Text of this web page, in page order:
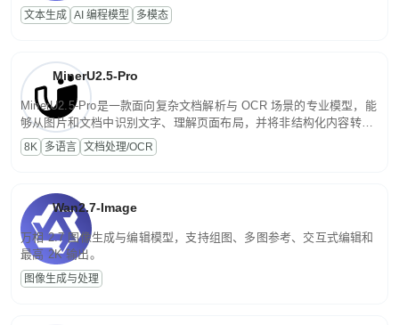
话端到端交付生产级成果。原生视觉理解贯穿规划、执行与验证全流
程，支持超长文档与长视频的深度语义解析。长程任务中自主规划与
文本生成 AI 编程模型 多模态
MinerU2.5-Pro
MinerU2.5-Pro是一款面向复杂文档解析与 OCR 场景的专业模型，能
够从图片和文档中识别文字、理解页面布局，并将非结构化内容转换
为便于存储、检索和二次处理的结构化结果。
8K 多语言 文档处理/OCR
Wan2.7-Image
万相 2.7 图像生成与编辑模型，支持组图、多图参考、交互式编辑和
最高 2K 输出。
图像生成与处理